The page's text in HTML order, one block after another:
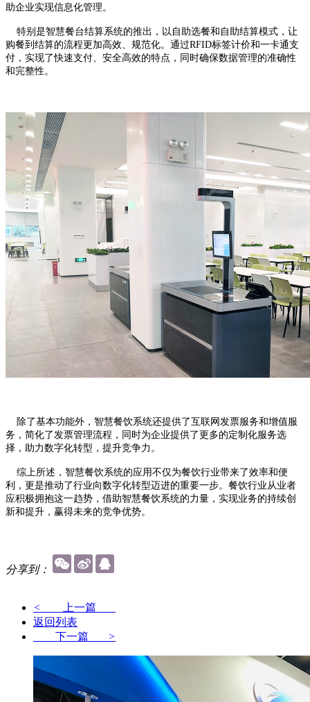
助企业实现信息化管理。
特别是智慧餐台结算系统的推出，以自助选餐和自助结算模式，让
购餐到结算的流程更加高效、规范化。通过RFID标签计价和一卡通支
付，实现了快速支付、安全高效的特点，同时确保数据管理的准确性
和完整性。
除了基本功能外，智慧餐饮系统还提供了互联网发票服务和增值服
务，简化了发票管理流程，同时为企业提供了更多的定制化服务选
择，助力数字化转型，提升竞争力。
综上所述，智慧餐饮系统的应用不仅为餐饮行业带来了效率和便
利，更是推动了行业向数字化转型迈进的重要一步。餐饮行业从业者
应积极拥抱这一趋势，借助智慧餐饮系统的力量，实现业务的持续创
新和提升，赢得未来的竞争优势。
分享到：
< 上一篇
返回列表
下一篇 >